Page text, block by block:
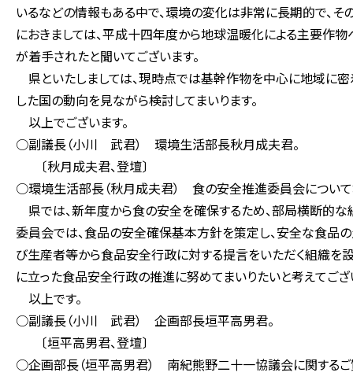
いるなどの情報もある中で、環境の変化は非常に長期的で、
におきましては、平成十四年度から地球温暖化による主要作
が着手されたと聞いてございます。
県といたしましては、現時点では基幹作物を中心に地域に密
した国の動向を見ながら検討してまいります。
以上でございます。
○副議長（小川 武君） 環境生活部長秋月成夫君。
〔秋月成夫君、登壇〕
○環境生活部長（秋月成夫君） 食の安全推進委員会について
県では、新年度から食の安全を確保するため、部局横断的
委員会では、食品の安全確保基本方針を策定し、安全な食品
び生産者等から食品安全行政に対する提言をいただく組織を
に立った食品安全行政の推進に努めてまいりたいと考えてござ
以上です。
○副議長（小川 武君） 企画部長垣平高男君。
〔垣平高男君、登壇〕
○企画部長（垣平高男君） 南紀熊野二十一協議会に関するご